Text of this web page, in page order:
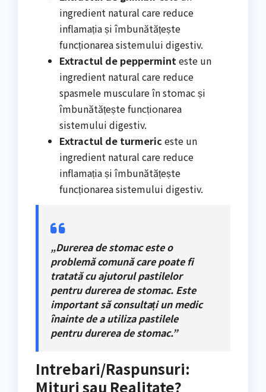
ingredient natural care reduce
inflamația și îmbunătățește
funcționarea sistemului digestiv.
Extractul de pepperminteste un
ingredient natural care reduce
spasmele musculare în stomac și
îmbunătățește funcționarea
sistemului digestiv.
Extractul de turmeric este un
ingredient natural care reduce
inflamația și îmbunătățește
funcționarea sistemului digestiv.
„Durerea de stomac este o
problemă comună care poate fi
tratată cu ajutorul pastilelor
pentru durerea de stomac. Este
important să consultați un medic
înainte de a utiliza pastilele
pentru durerea de stomac.”
Intrebari/Raspunsuri:
Mituri sau Realitate?